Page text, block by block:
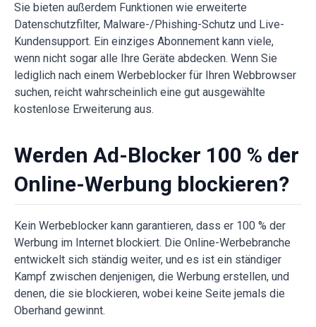
Sie bieten außerdem Funktionen wie erweiterte
Datenschutzfilter, Malware-/Phishing-Schutz und Live-
Kundensupport. Ein einziges Abonnement kann viele,
wenn nicht sogar alle Ihre Geräte abdecken. Wenn Sie
lediglich nach einem Werbeblocker für Ihren Webbrowser
suchen, reicht wahrscheinlich eine gut ausgewählte
kostenlose Erweiterung aus.
Werden Ad-Blocker 100 % der
Online-Werbung blockieren?
Kein Werbeblocker kann garantieren, dass er 100 % der
Werbung im Internet blockiert. Die Online-Werbebranche
entwickelt sich ständig weiter, und es ist ein ständiger
Kampf zwischen denjenigen, die Werbung erstellen, und
denen, die sie blockieren, wobei keine Seite jemals die
Oberhand gewinnt.